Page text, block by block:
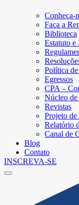
Conheça-
Faça a
Biblioteca
Estatuto e
Política
Egressos
CPA –
Núcleo de
Revistas
Projeto de
Relatório
Canal de
Blog
Contato
INSCREVA-SE